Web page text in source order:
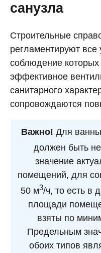
санузла
Строительные
регламентируют все
соблюдение
эффективное
санитарного
сопровождаются
Важно! Для
должен быть
значение
помещений, для
50 м3/ч, то есть в
площади
взяты по
Предельным
обоих типов